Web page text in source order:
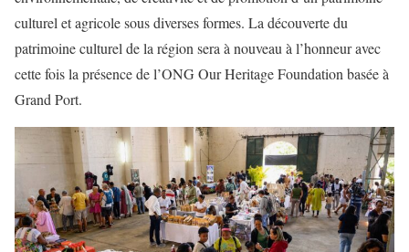
culturel et agricole sous diverses formes. La découverte du
patrimoine culturel de la région sera à nouveau à l’honneur avec
cette fois la présence de l’ONG Our Heritage Foundation basée à
Grand Port.